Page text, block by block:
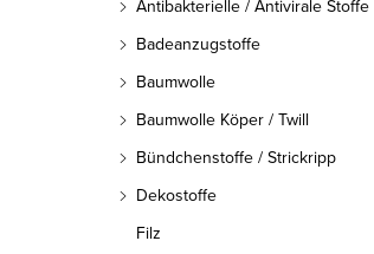
Antibakterielle / Antivirale Stoffe
Badeanzugstoffe
Baumwolle
Baumwolle Köper / Twill
Bündchenstoffe / Strickripp
Dekostoffe
Filz